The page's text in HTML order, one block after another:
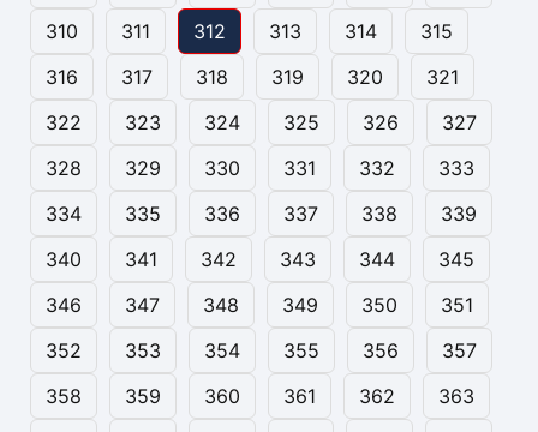
310
311 312 313 314
315
316
317 318 319 320
321
322
323 324 325 326
327
328
329 330 331 332
333
334
335 336 337 338
339
340
341 342 343 344
345
346
347 348 349 350
351
352
353 354 355 356
357
358
359 360 361 362
363